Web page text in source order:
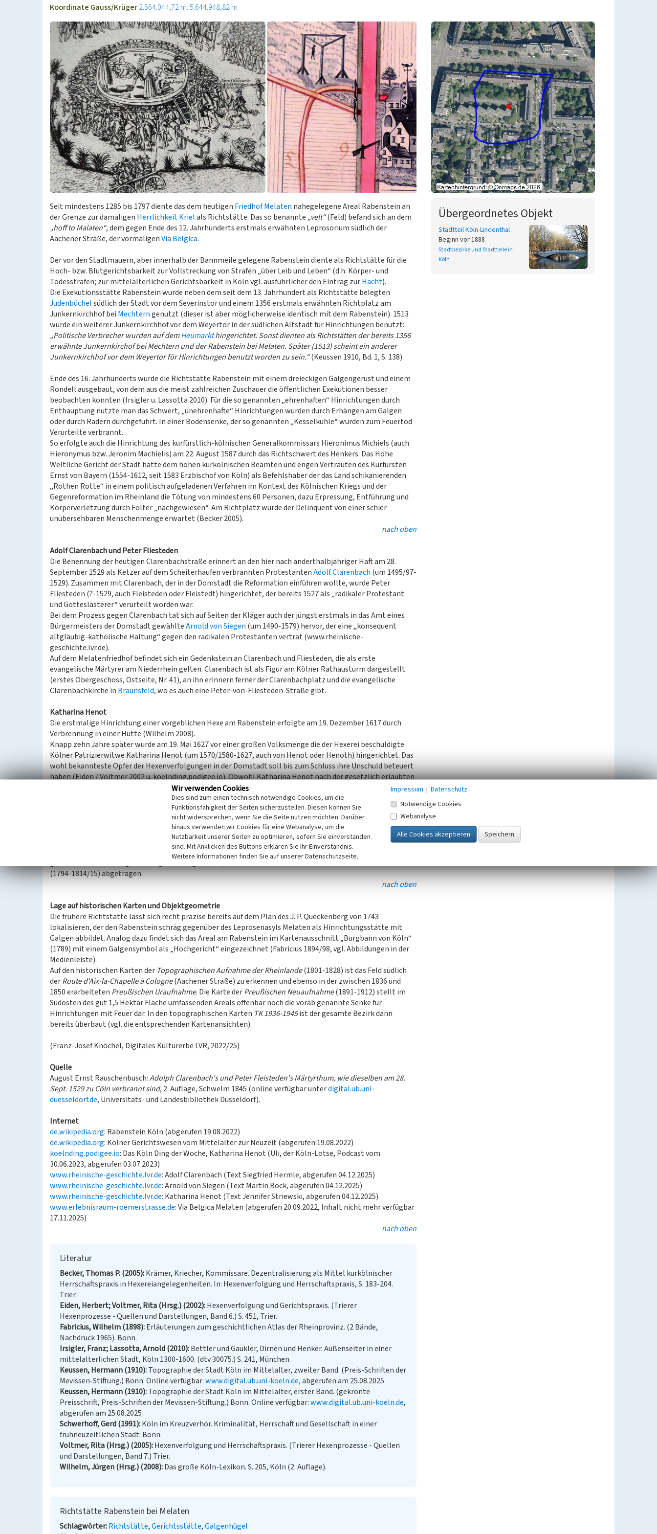
Koordinate Gauss/Krüger2.564.044,72 m: 5.644.948,82 m
Seit mindestens 1285 bis 1797 diente das dem heutigen Friedhof Melaten nahegelegene Areal Rabenstein an
der Grenze zur damaligen Herrlichkeit Krielals Richtstätte. Das so benannte „velt“(Feld) befand sich an dem
„hoff to Malaten“, dem gegen Ende des 12. Jahrhunderts erstmals erwähnten Leprosorium südlich der
Aachener Straße, der vormaligenVia Belgica.
Der vor den Stadtmauern, aber innerhalb der Bannmeile gelegene Rabenstein diente als Richtstätte für die
Hoch- bzw. Blutgerichtsbarkeit zur Vollstreckung von Strafen „über Leib und Leben“ (d.h. Körper- und
Todesstrafen; zur mittelalterlichen Gerichtsbarkeit in Köln vgl. ausführlicher den Eintrag zurHacht).
Die Exekutionsstätte Rabenstein wurde neben dem seit dem 13. Jahrhundert als Richtstätte belegten
Judenbüchelsüdlich der Stadt vor dem Severinstor und einem 1356 erstmals erwähnten Richtplatz am
Junkernkirchhof bei Mechterngenutzt (dieser ist aber möglicherweise identisch mit dem Rabenstein). 1513
wurde ein weiterer Junkernkirchhof vor dem Weyertor in der südlichen Altstadt für Hinrichtungen benutzt:
„Politische Verbrecher wurden auf demHeumarkthingerichtet. Sonst dienten als Richtstätten der bereits 1356
erwähnte Junkernkirchof bei Mechtern und der Rabenstein bei Melaten. Später (1513) scheint ein anderer
Junkernkirchhof vor dem Weyertor für Hinrichtungen benutzt worden zu sein.“(Keussen 1910, Bd. 1, S. 138)
Ende des 16. Jahrhunderts wurde die Richtstätte Rabenstein mit einem dreieckigen Galgengerüst und einem
Rondell ausgebaut, von dem aus die meist zahlreichen Zuschauer die öffentlichen Exekutionen besser
beobachten konnten (Irsigler u. Lassotta 2010). Für die so genannten „ehrenhaften“ Hinrichtungen durch
Enthauptung nutzte man das Schwert, „unehrenhafte“ Hinrichtungen wurden durch Erhängen am Galgen
oder durch Rädern durchgeführt. In einer Bodensenke, der so genannten „Kesselkuhle“ wurden zum Feuertod
Verurteilte verbrannt.
So erfolgte auch die Hinrichtung des kurfürstlich-kölnischen Generalkommissars Hieronimus Michiels (auch
Hieronymus bzw. Jeronim Machielis) am 22. August 1587 durch das Richtschwert des Henkers. Das Hohe
Weltliche Gericht der Stadt hatte dem hohen kurkölnischen Beamten und engen Vertrauten des Kurfürsten
Ernst von Bayern (1554-1612, seit 1583 Erzbischof von Köln) als Befehlshaber der das Land schikanierenden
„Rothen Rotte“ in einem politisch aufgeladenen Verfahren im Kontext des Kölnischen Kriegs und der
Gegenreformation im Rheinland die Tötung von mindestens 60 Personen, dazu Erpressung, Entführung und
Körperverletzung durch Folter „nachgewiesen“. Am Richtplatz wurde der Delinquent von einer schier
unübersehbaren Menschenmenge erwartet (Becker 2005).
nach oben
Adolf Clarenbach und Peter Fliesteden
Die Benennung der heutigen Clarenbachstraße erinnert an den hier nach anderthalbjähriger Haft am 28.
September 1529 als Ketzer auf dem Scheiterhaufen verbrannten ProtestantenAdolf Clarenbach (um 1495/97-
1529). Zusammen mit Clarenbach, der in der Domstadt die Reformation einführen wollte, wurde Peter
Fliesteden (?-1529, auch Fleisteden oder Fleistedt) hingerichtet, der bereits 1527 als „radikaler Protestant
und Gotteslästerer“ verurteilt worden war.
Bei dem Prozess gegen Clarenbach tat sich auf Seiten der Kläger auch der jüngst erstmals in das Amt eines
Bürgermeisters der Domstadt gewählteArnold von Siegen (um 1490-1579) hervor, der eine „konsequent
altgläubig-katholische Haltung“ gegen den radikalen Protestanten vertrat (www.rheinische-
geschichte.lvr.de).
Auf dem Melatenfriedhof befindet sich ein Gedenkstein an Clarenbach und Fliesteden, die als erste
evangelische Märtyrer am Niederrhein gelten. Clarenbach ist als Figur am Kölner Rathausturm dargestellt
(erstes Obergeschoss, Ostseite, Nr. 41), an ihn erinnern ferner der Clarenbachplatz und die evangelische
Clarenbachkirche in Braunsfeld, wo es auch eine Peter-von-Fliesteden-Straße gibt.
Katharina Henot
Die erstmalige Hinrichtung einer vorgeblichen Hexe am Rabenstein erfolgte am 19. Dezember 1617 durch
Verbrennung in einer Hütte (Wilhelm 2008).
Knapp zehn Jahre später wurde am 19. Mai 1627 vor einer großen Volksmenge die der Hexerei beschuldigte
Kölner Patrizierwitwe Katharina Henot (um 1570/1580-1627, auch von Henot oder Henoth) hingerichtet. Das
wohl bekannteste Opfer der Hexenverfolgungen in der Domstadt soll bis zum Schluss ihre Unschuld beteuert
haben (Eiden / Voltmer 2002 u. koelnding.podigee.io). Obwohl Katharina Henot nach der gesetzlich erlaubten
dreimaligen Folter nicht gestanden hatte, wurde sie u.a. wegen Schadenszauber mit Todesfolge, Magie und
Unzucht zum Tode verurteilt. Sie wurde vom Scharfrichter erwürgt und ihre Leiche anschließend auf dem
An sie erinnert heute neben einer Katharina-Henot-Straße inNeuehrenfeldauch eine Kölner Ratsturmfigur
(zweites Obergeschoss, Westseite, Nr. 54).
Nach der letzten hier belegten Hinrichtung eines Kirchenräubers Peter Eick, der am 13. Juli 1797 vor einer
(1794-1814/15) abgetragen.
nach oben
Lage auf historischen Karten und Objektgeometrie
Die frühere Richtstätte lässt sich recht präzise bereits auf dem Plan des J. P. Queckenberg von 1743
lokalisieren, der den Rabenstein schräg gegenüber des Leprosenasyls Melaten als Hinrichtungsstätte mit
Galgen abbildet. Analog dazu findet sich das Areal am Rabenstein im Kartenausschnitt „Burgbann von Köln“
(1789) mit einem Galgensymbol als „Hochgericht“ eingezeichnet (Fabricius 1894/98, vgl. Abbildungen in der
Medienleiste).
Auf den historischen Karten der Topographischen Aufnahme der Rheinlande(1801-1828) ist das Feld südlich
derRoute d'Aix-la-Chapelle à Cologne(Aachener Straße) zu erkennen und ebenso in der zwischen 1836 und
1850 erarbeiteten Preußischen Uraufnahme. Die Karte derPreußischen Neuaufnahme(1891-1912) stellt im
Südosten des gut 1,5 Hektar Fläche umfassenden Areals offenbar noch die vorab genannte Senke für
Hinrichtungen mit Feuer dar. In den topographischen Karten TK 1936-1945ist der gesamte Bezirk dann
bereits überbaut (vgl. die entsprechenden Kartenansichten).
(Franz-Josef Knöchel, Digitales Kulturerbe LVR, 2022/25)
Quelle
August Ernst Rauschenbusch:Adolph Clarenbach's und Peter Fleisteden's Märtyrthum, wie dieselben am 28.
Sept. 1529 zu Cöln verbrannt sind, 2. Auflage, Schwelm 1845 (online verfügbar unterdigital.ub.uni-
duesseldorf.de, Universitäts- und Landesbibliothek Düsseldorf).
Internet
de.wikipedia.org: Rabenstein Köln (abgerufen 19.08.2022)
de.wikipedia.org: Kölner Gerichtswesen vom Mittelalter zur Neuzeit (abgerufen 19.08.2022)
koelnding.podigee.io: Das Köln Ding der Woche, Katharina Henot (Uli, der Köln-Lotse, Podcast vom
30.06.2023, abgerufen 03.07.2023)
www.rheinische-geschichte.lvr.de: Adolf Clarenbach (Text Siegfried Hermle, abgerufen 04.12.2025)
www.rheinische-geschichte.lvr.de: Arnold von Siegen (Text Martin Bock, abgerufen 04.12.2025)
www.rheinische-geschichte.lvr.de: Katharina Henot (Text Jennifer Striewski, abgerufen 04.12.2025)
www.erlebnisraum-roemerstrasse.de: Via Belgica Melaten (abgerufen 20.09.2022, Inhalt nicht mehr verfügbar
17.11.2025)
nach oben
Literatur
Becker, Thomas P. (2005) Krämer, Kriecher, Kommissare. Dezentralisierung als Mittel kurkölnischer
Herrschaftspraxis in Hexereiangelegenheiten. In: Hexenverfolgung und Herrschaftspraxis, S. 183-204.
Trier.
Eiden, Herbert; Voltmer, Rita (Hrsg.) (2002) Hexenverfolgung und Gerichtspraxis. (Trierer
Hexenprozesse - Quellen und Darstellungen, Band 6.) S. 451, Trier.
Fabricius, Wilhelm (1898) Erläuterungen zum geschichtlichen Atlas der Rheinprovinz. (2 Bände,
Nachdruck 1965). Bonn.
Irsigler, Franz; Lassotta, Arnold (2010) Bettler und Gaukler, Dirnen und Henker. Außenseiter in einer
mittelalterlichen Stadt, Köln 1300-1600. (dtv 30075.) S. 241, München.
Keussen, Hermann (1910) Topographie der Stadt Köln im Mittelalter, zweiter Band. (Preis-Schriften der
Mevissen-Stiftung.) Bonn. Online verfügbar:www.digital.ub.uni-koeln.de, abgerufen am 25.08.2025
Keussen, Hermann (1910) Topographie der Stadt Köln im Mittelalter, erster Band. (gekrönte
Preisschrift, Preis-Schriften der Mevissen-Stiftung.) Bonn. Online verfügbar:www.digital.ub.uni-koeln.de,
abgerufen am 25.08.2025
Schwerhoff, Gerd (1991) Köln im Kreuzverhör. Kriminalität, Herrschaft und Gesellschaft in einer
frühneuzeitlichen Stadt. Bonn.
Voltmer, Rita (Hrsg.) (2005) Hexenverfolgung und Herrschaftspraxis. (Trierer Hexenprozesse - Quellen
und Darstellungen, Band 7.) Trier.
Wilhelm, Jürgen (Hrsg.) (2008) Das große Köln-Lexikon. S. 205, Köln (2. Auflage).
Richtstätte Rabenstein bei Melaten
Schlagwörter Richtstätte Gerichtsstätte Galgenhügel
Übergeordnetes Objekt
Stadtteil Köln-Lindenthal
Beginn vor 1888
Stadtbezirke und Stadtteile in
Köln
Wir verwenden Cookies
Dies sind zum einen technisch notwendige Cookies, um die
Funktionsfähigkeit der Seiten sicherzustellen. Diesen können Sie
nicht widersprechen, wenn Sie die Seite nutzen möchten. Darüber
hinaus verwenden wir Cookies für eine Webanalyse, um die
Nutzbarkeit unserer Seiten zu optimieren, sofern Sie einverstanden
sind. Mit Anklicken des Buttons erklären Sie Ihr Einverständnis.
Weitere Informationen finden Sie auf unserer Datenschutzseite.
Impressum | Datenschutz
Notwendige Cookies
Webanalyse